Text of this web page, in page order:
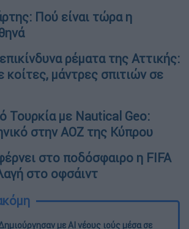
Πού είναι τώρα η
ρέματα της Αττικής:
κοίτες, μάντρες σπιτιών σε
Τουρκία με Nautical Geo:
στην ΑΟΖ της Κύπρου
στο ποδόσφαιρο η FIFA
στο οφσάιντ
με AI νέους ιούς μέσα σε